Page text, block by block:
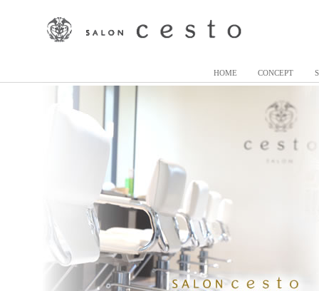
HOME CONCEPT